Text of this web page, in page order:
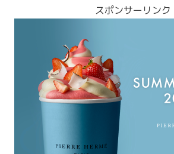
スポンサーリンク